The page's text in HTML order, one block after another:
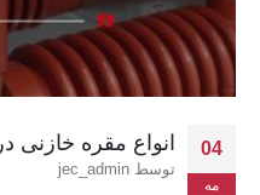
04
مه
انواع مقره خازنی
توسط jec_admin